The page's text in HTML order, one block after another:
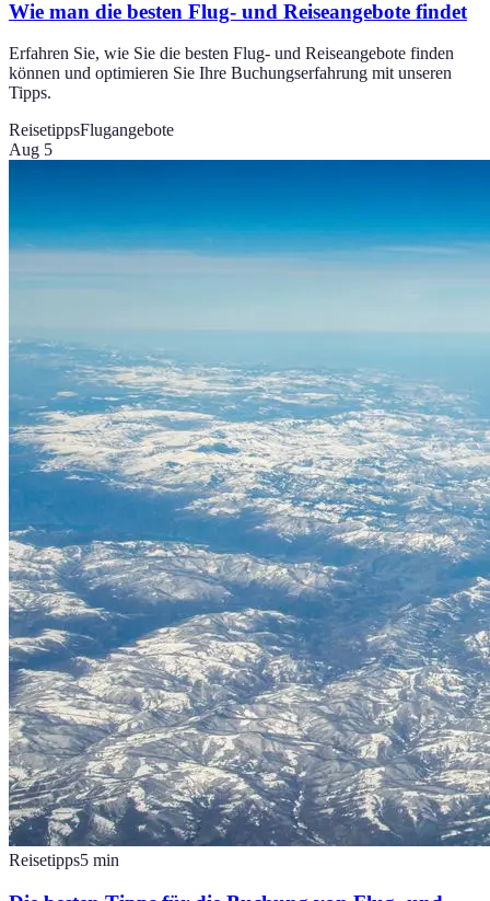
Wie man die besten Flug- und Reiseangebote findet
Erfahren Sie, wie Sie die besten Flug- und Reiseangebote finden
können und optimieren Sie Ihre Buchungserfahrung mit unseren
Tipps.
ReisetippsFlugangebote
Aug 5
Reisetipps5 min